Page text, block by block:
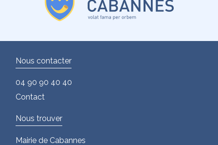
Nous contacter
04 90 90 40 40
Contact
Nous trouver
Mairie de Cabannes